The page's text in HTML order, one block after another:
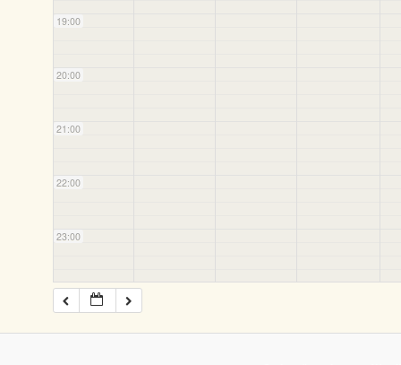
19:00
20:00
21:00
22:00
23:00